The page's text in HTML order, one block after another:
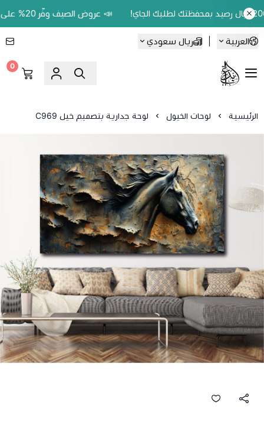
📣 عروض الصيف وفّر 20% على اللوحات الحين.. واكسب 200 ريال رصيد بمحفظتك لطلبك الجاي!
العربية ريال سعودي
Ebbdaa art
0
الرئيسية لوحات الخيول لوحة جدارية بتصميم خيل C969